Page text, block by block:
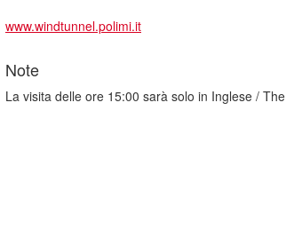
www.windtunnel.polimi.it
Note
La visita delle ore 15:00 sarà solo in Inglese /